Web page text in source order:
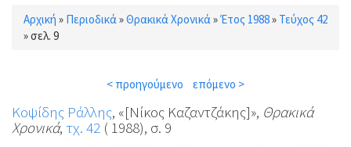
Είστε εδώ
Αρχική » Περιοδικά»Θρακικά Χρονικά»Έτος 1988» Τεύχος 42
»σελ. 9
< προηγούμενο επόμενο >
Κοψίδης Ράλλης, «[Νίκος Καζαντζάκης]», Θρακικά
Χρονικά, τχ. 42 ( 1988), σ. 9